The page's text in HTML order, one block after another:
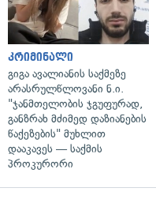
კრიმინალი
გიგა ავალიანის საქმეზე
არასრულწლოვანი ნ.ი.
"ჯანმთელობის ჯგუფურად,
განზრახ მძიმედ დაზიანების
წაქეზების" მუხლით
დააკავეს — საქმის
პროკურორი